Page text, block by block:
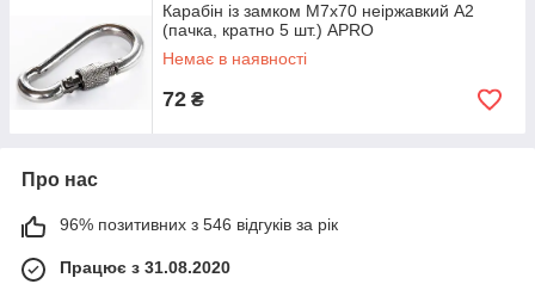
Карабін із замком М7х70 неіржавкий А2
(пачка, кратно 5 шт.) APRO
Немає в наявності
72 ₴
Про нас
96% позитивних з 546 відгуків за рік
Працює з 31.08.2020